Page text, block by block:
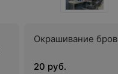
Окрашивание
20 руб.